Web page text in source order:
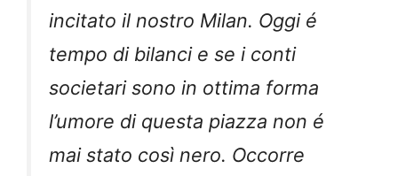
incitato il nostro Milan. Oggi é
tempo di bilanci e se i conti
societari sono in ottima forma
l’umore di questa piazza non é
mai stato così nero. Occorre